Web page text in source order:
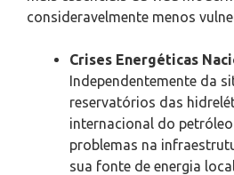
consideravelmente menos
Crises Energéticas
Independentemente da
reservatórios das
internacional do
problemas na
sua fonte de energia